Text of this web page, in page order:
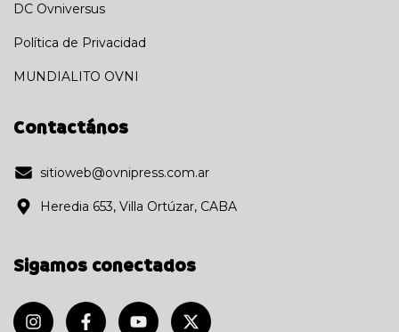
DC Ovniversus
Política de Privacidad
MUNDIALITO OVNI
Contactános
sitioweb@ovnipress.com.ar
Heredia 653, Villa Ortúzar, CABA
Sigamos conectados